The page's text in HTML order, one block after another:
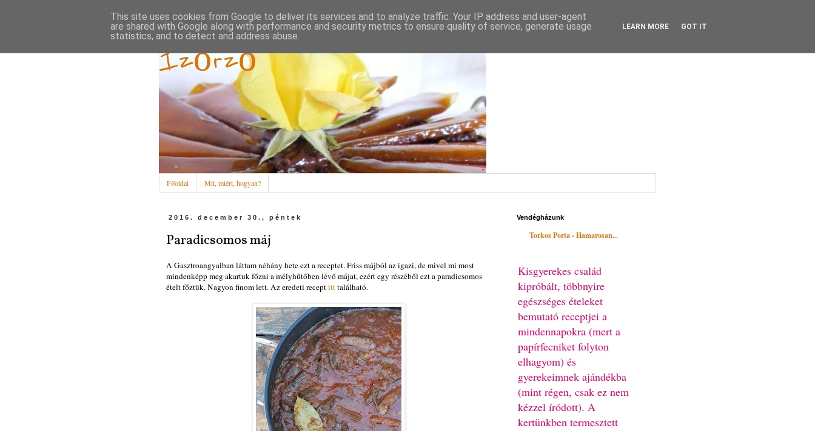
Ízőrző
Főoldal Mit, miért, hogyan?
2016. december 30., péntek
Paradicsomos máj
A Gasztroangyalban láttam néhány hete ezt a receptet. Friss májból az igazi, de mivel mi most
mindenképp meg akartuk főzni a mélyhűtőben lévő májat, ezért egy részéből ezt a paradicsomos
ételt főztük. Nagyon finom lett. Az eredeti receptitttalálható.
Vendégházunk
Torkos Porta - Hamarosan...
Kisgyerekes család
kipróbált, többnyire
egészséges ételeket
bemutató receptjei a
mindennapokra (mert a
papírfecniket folyton
elhagyom) és
gyerekeimnek ajándékba
(mint régen, csak ez nem
kézzel íródott). A
kertünkben termesztett
This site uses cookies from Google to deliver its services and to analyze traffic. Your IP address and user-agent
are shared with Google along with performance and security metrics to ensure quality of service, generate usage
statistics, and to detect and address abuse.
LEARN MORE GOT IT